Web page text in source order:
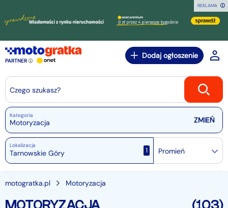
REKLAMA
PARTNER
Dodaj ogłoszenie
Czego szukasz?
Kategoria
Motoryzacja
Lokalizacja
1 Promień
motogratka.pl Motoryzacja